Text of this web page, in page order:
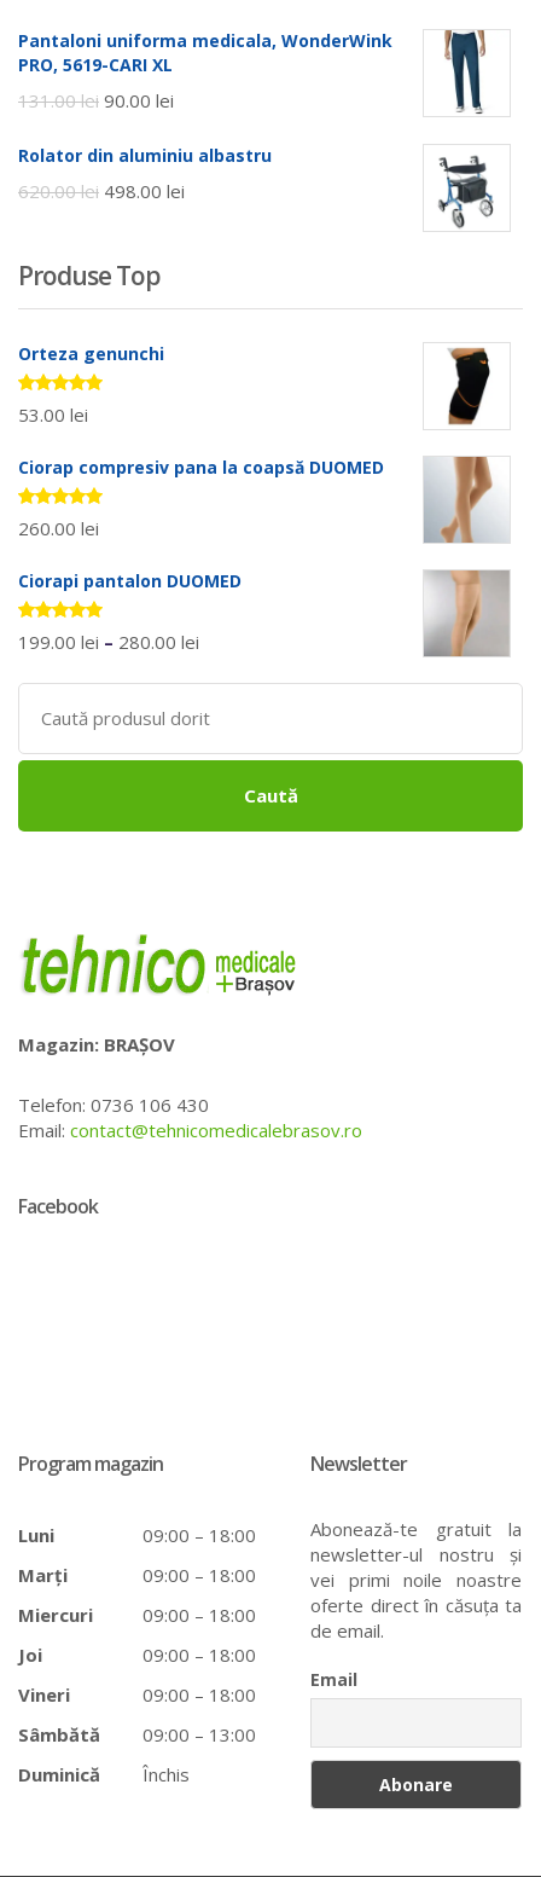
Pantaloni uniforma medicala, WonderWink
PRO, 5619-CARI XL
131.00lei 90.00 lei
Rolator din aluminiu albastru
620.00lei 498.00 lei
Produse Top
Orteza genunchi
Evaluat la
5.00stele
53.00 lei
Ciorap compresiv pana la coapsă DUOMED
Evaluat la
5.00stele
260.00 lei
Ciorapi pantalon DUOMED
Evaluat la
5.00stele
199.00 lei – 280.00 lei
Search
for:
Caută
Magazin: BRAȘOV
Telefon: 0736 106 430
Email: contact@tehnicomedicalebrasov.ro
Facebook
Program magazin
Luni
09:00 – 18:00
Marți
09:00 – 18:00
Miercuri
09:00 – 18:00
Joi
09:00 – 18:00
Vineri
09:00 – 18:00
Sâmbătă
09:00 – 13:00
Duminică
Închis
Newsletter
Abonează-te gratuit la
newsletter-ul nostru și
vei primi noile noastre
oferte direct în căsuța ta
de email.
Email